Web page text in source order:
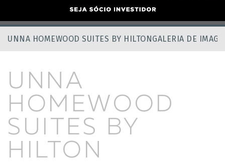
UNNA HOMEWOOD SUITES BY HILTONGALERIA DE
UNNA
HOMEWOOD
SUITES BY
HILTON